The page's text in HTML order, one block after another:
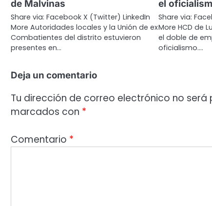
de Malvinas
Share via: Facebook X (Twitter) LinkedIn
More Autoridades locales y la Unión de ex
Combatientes del distrito estuvieron
presentes en…
el
Share via:
More HCD de
el doble de
oficialismo.…
Deja un comentario
Tu dirección de correo electrónico no será
marcados con *
Comentario *